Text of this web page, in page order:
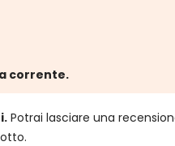
corrente.
Potrai lasciare una